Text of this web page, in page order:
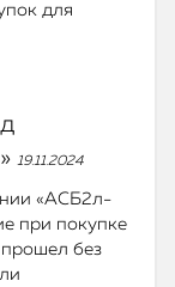
для
19.11.2024
«АСБ2л-
при покупке
прошел без